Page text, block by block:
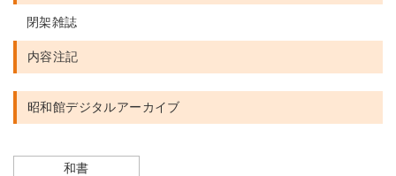
閉架雑誌
内容注記
昭和館デジタルアーカイブ
和書